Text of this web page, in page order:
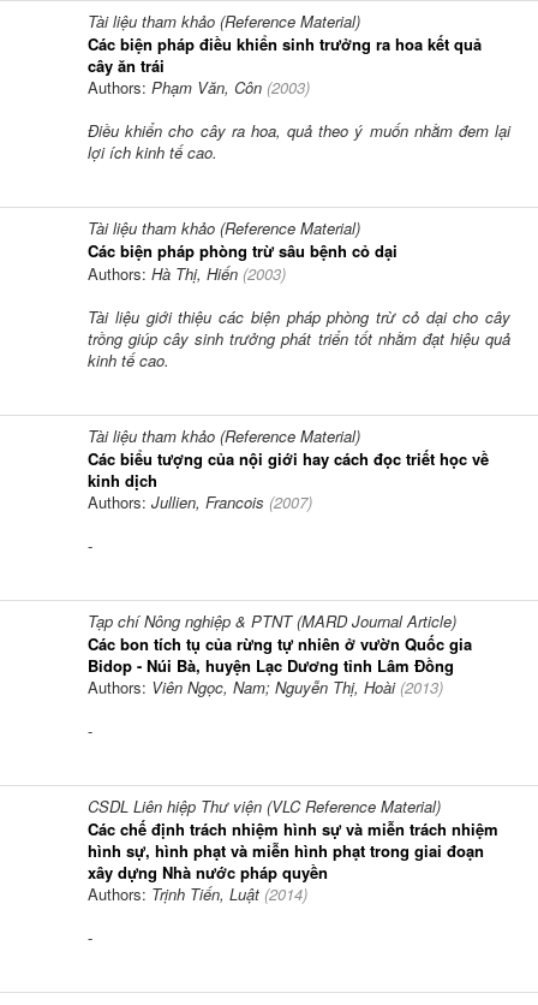
Tài liệu tham khảo (Reference Material)
Các biện pháp điều khiển sinh trưởng ra hoa kết quả
cây ăn trái
Authors: Phạm Văn, Côn (2003)
Điều khiển cho cây ra hoa, quả theo ý muốn nhằm đem lại
lợi ích kinh tế cao.
Tài liệu tham khảo (Reference Material)
Các biện pháp phòng trừ sâu bệnh cỏ dại
Authors: Hà Thị, Hiến (2003)
Tài liệu giới thiệu các biện pháp phòng trừ cỏ dại cho cây
trồng giúp cây sinh trưởng phát triển tốt nhằm đạt hiệu quả
kinh tế cao.
Tài liệu tham khảo (Reference Material)
Các biểu tượng của nội giới hay cách đọc triết học về
kinh dịch
Authors: Jullien, Francois (2007)
-
Tạp chí Nông nghiệp & PTNT (MARD Journal Article)
Các bon tích tụ của rừng tự nhiên ở vườn Quốc gia
Bidop - Núi Bà, huyện Lạc Dương tỉnh Lâm Đồng
Authors: Viên Ngọc, Nam; Nguyễn Thị, Hoài(2013)
-
CSDL Liên hiệp Thư viện (VLC Reference Material)
Các chế định trách nhiệm hình sự và miễn trách nhiệm
hình sự, hình phạt và miễn hình phạt trong giai đoạn
xây dựng Nhà nước pháp quyền
Authors: Trịnh Tiến, Luật (2014)
-